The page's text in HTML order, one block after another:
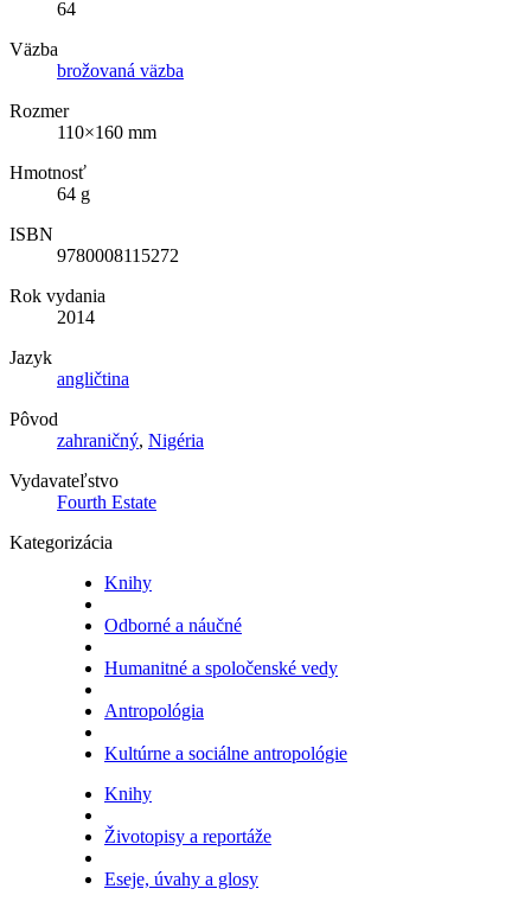
64
Väzba
brožovaná väzba
Rozmer
110×160 mm
Hmotnosť
64 g
ISBN
9780008115272
Rok vydania
2014
Jazyk
angličtina
Pôvod
zahraničný, Nigéria
Vydavateľstvo
Fourth Estate
Kategorizácia
Knihy
Odborné a náučné
Humanitné a spoločenské vedy
Antropológia
Kultúrne a sociálne antropológie
Knihy
Životopisy a reportáže
Eseje, úvahy a glosy